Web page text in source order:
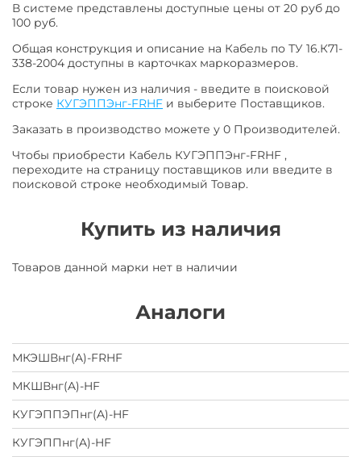
В системе представлены доступные цены от 20 руб до
100 руб.
Общая конструкция и описание на Кабель по ТУ 16.К71-
338-2004 доступны в карточках маркоразмеров.
Если товар нужен из наличия - введите в поисковой
строке КУГЭППЭнг-FRHF и выберите Поставщиков.
Заказать в производство можете у 0 Производителей.
Чтобы приобрести Кабель КУГЭППЭнг-FRHF ,
переходите на страницу поставщиков или введите в
поисковой строке необходимый Товар.
Купить из наличия
Товаров данной марки нет в наличии
Аналоги
МКЭШВнг(A)-FRHF
МКШВнг(A)-HF
КУГЭППЭПнг(A)-HF
КУГЭППнг(A)-HF